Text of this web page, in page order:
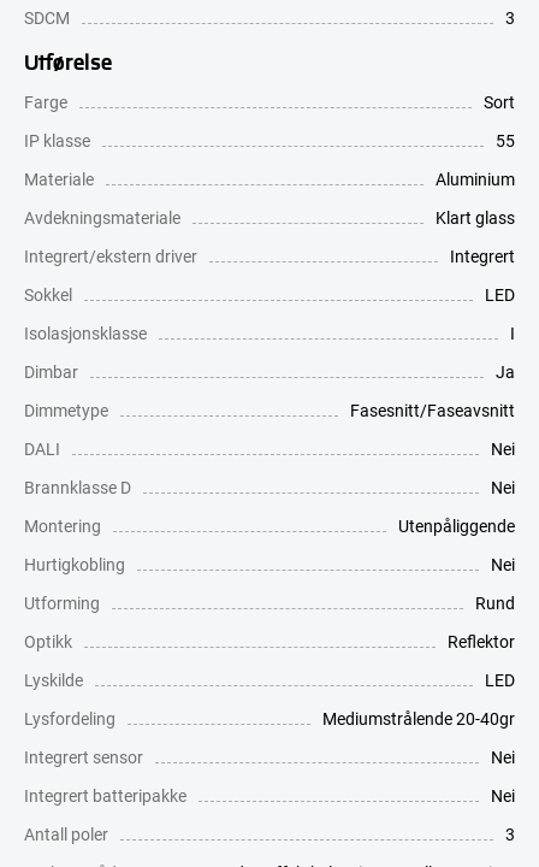
SDCM
3
Utførelse
Farge
Sort
IP klasse
55
Materiale
Aluminium
Avdekningsmateriale
Klart glass
Integrert/ekstern driver
Integrert
Sokkel
LED
Isolasjonsklasse
I
Dimbar
Ja
Dimmetype
Fasesnitt/Faseavsnitt
DALI
Nei
Brannklasse D
Nei
Montering
Utenpåliggende
Hurtigkobling
Nei
Utforming
Rund
Optikk
Reflektor
Lyskilde
LED
Lysfordeling
Mediumstrålende 20-40gr
Integrert sensor
Nei
Integrert batteripakke
Nei
Antall poler
3